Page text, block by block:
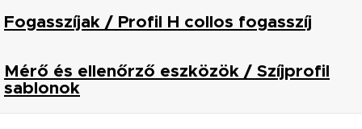
Fogasszíjak / Profil H collos fogasszíj
Mérő és ellenőrző eszközök / Szíjprofil
sablonok